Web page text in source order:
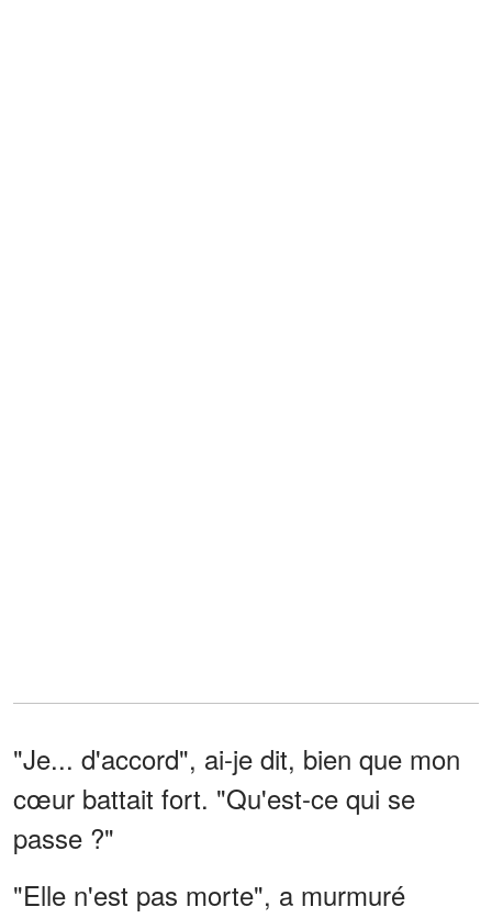
"Je... d'accord", ai-je dit, bien que mon
cœur battait fort. "Qu'est-ce qui se
passe ?"
"Elle n'est pas morte", a murmuré